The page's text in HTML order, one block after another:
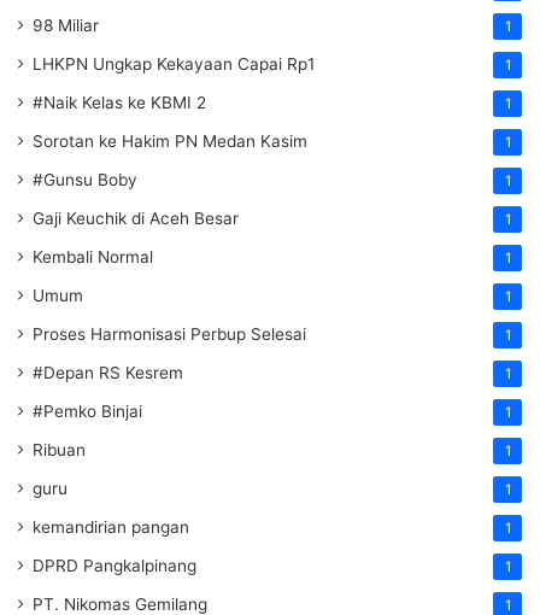
98 Miliar 1
LHKPN Ungkap Kekayaan Capai Rp1 1
#Naik Kelas ke KBMI 2 1
Sorotan ke Hakim PN Medan Kasim 1
#Gunsu Boby 1
Gaji Keuchik di Aceh Besar 1
Kembali Normal 1
Umum 1
Proses Harmonisasi Perbup Selesai 1
#Depan RS Kesrem 1
#Pemko Binjai 1
Ribuan 1
guru 1
kemandirian pangan 1
DPRD Pangkalpinang 1
PT. Nikomas Gemilang 1